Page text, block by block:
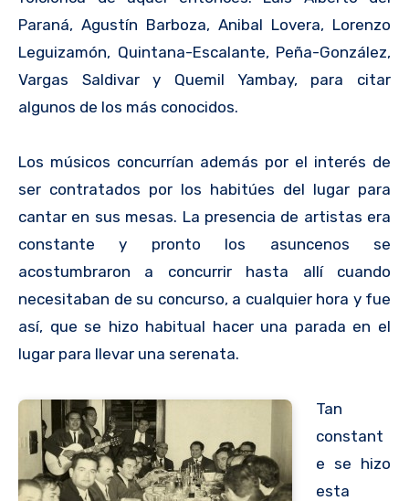
Paraná, Agustín Barboza, Anibal Lovera, Lorenzo
Leguizamón, Quintana-Escalante, Peña-González,
Vargas Saldivar y Quemil Yambay, para citar
algunos de los más conocidos.
Los músicos concurrían además por el interés de
ser contratados por los habitúes del lugar para
cantar en sus mesas. La presencia de artistas era
constante y pronto los asuncenos se
acostumbraron a concurrir hasta allí cuando
necesitaban de su concurso, a cualquier hora y fue
así, que se hizo habitual hacer una parada en el
lugar para llevar una serenata.
Tan
constant
e se hizo
esta